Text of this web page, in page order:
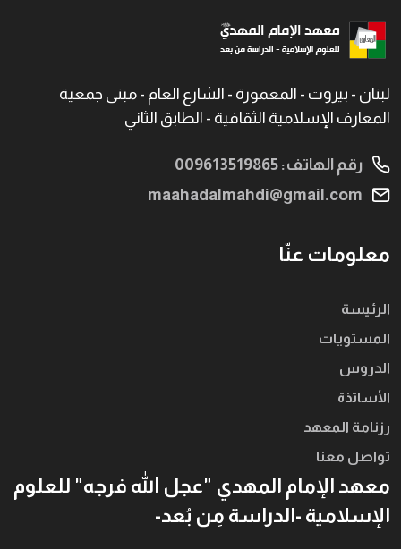
لبنان - بيروت - المعمورة - الشارع العام - مبنى جمعية
المعارف الإسلامية الثقافية - الطابق الثاني
رقم الهاتف: 009613519865
maahadalmahdi@gmail.com
معلومات عنّا
الرئيسة
المستويات
الدروس
الأساتذة
رزنامة المعهد
تواصل معنا
معهد الإمام المهدي "عجل الله فرجه" للعلوم
الإسلامية -الدراسة مِن بُعد-